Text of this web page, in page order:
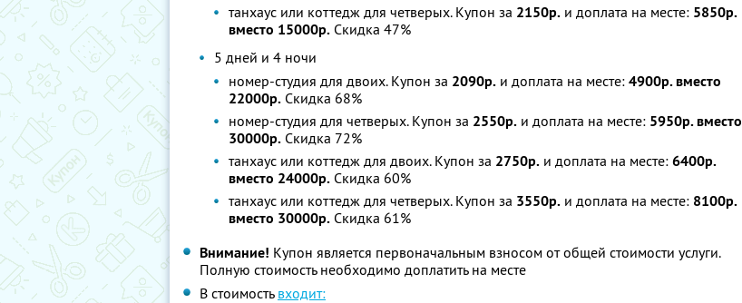
танхаус или коттедж для четверых. Купон за 2150р. и доплата на месте: 5850р.
вместо 15000р. Скидка 47%
5 дней и 4 ночи
номер-студия для двоих. Купон за 2090р. и доплата на месте: 4900р. вместо
22000р. Скидка 68%
номер-студия для четверых. Купон за 2550р. и доплата на месте: 5950р. вместо
30000р. Скидка 72%
танхаус или коттедж для двоих. Купон за 2750р. и доплата на месте: 6400р.
вместо 24000р. Скидка 60%
танхаус или коттедж для четверых. Купон за 3550р. и доплата на месте: 8100р.
вместо 30000р. Скидка 61%
Внимание! Купон является первоначальным взносом от общей стоимости услуги.
Полную стоимость необходимо доплатить на месте
В стоимость входит: